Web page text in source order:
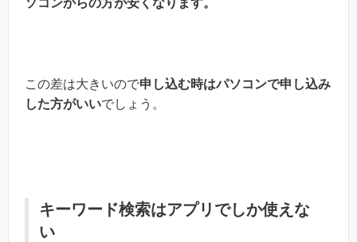
ソコンからの方が安くなります。
この差は大きいので申し込む時はパソコンで申し込み
した方がいいでしょう。
キーワード検索はアプリでしか使えな
い